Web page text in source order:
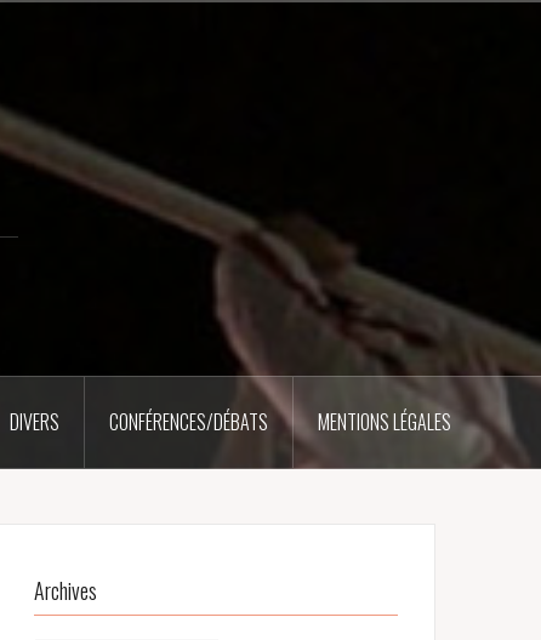
DIVERS CONFÉRENCES/DÉBATS MENTIONS LÉGALES
Archives